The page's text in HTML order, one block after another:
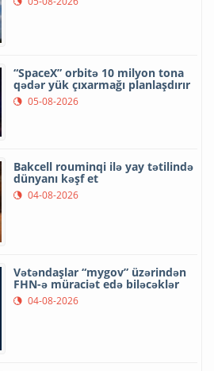
“SpaceX” orbitə 10 milyon tona
qədər yük çıxarmağı planlaşdırır
05-08-2026
Bakcell rouminqi ilə yay tətilində
dünyanı kəşf et
04-08-2026
Vətəndaşlar “mygov” üzərindən
FHN-ə müraciət edə biləcəklər
04-08-2026